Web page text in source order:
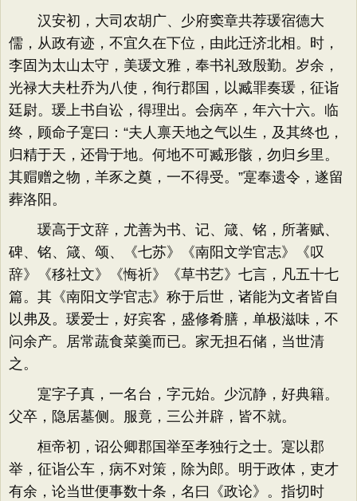
汉安初，大司农胡广、少府窦章共荐瑗宿德大
儒，从政有迹，不宜久在下位，由此迁济北相。时，
李固为太山太守，美瑗文雅，奉书礼致殷勤。岁余，
光禄大夫杜乔为八使，徇行郡国，以臧罪奏瑗，征诣
廷尉。瑗上书自讼，得理出。会病卒，年六十六。临
终，顾命子寔曰：“夫人禀天地之气以生，及其终也，
归精于天，还骨于地。何地不可臧形骸，勿归乡里。
其赗赠之物，羊豕之奠，一不得受。”寔奉遗令，遂留
葬洛阳。
瑗高于文辞，尤善为书、记、箴、铭，所著赋、
碑、铭、箴、颂、《七苏》《南阳文学官志》《叹
辞》《移社文》《悔祈》《草书艺》七言，凡五十七
篇。其《南阳文学官志》称于后世，诸能为文者皆自
以弗及。瑗爱士，好宾客，盛修肴膳，单极滋味，不
问余产。居常蔬食菜羹而已。家无担石储，当世清
之。
寔字子真，一名台，字元始。少沉静，好典籍。
父卒，隐居墓侧。服竟，三公并辟，皆不就。
桓帝初，诏公卿郡国举至孝独行之士。寔以郡
举，征诣公车，病不对策，除为郎。明于政体，吏才
有余，论当世便事数十条，名曰《政论》。指切时